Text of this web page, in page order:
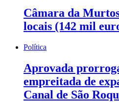
Câmara da
locais (142 mil
Política
Aprovada
empreitada de
Canal de São